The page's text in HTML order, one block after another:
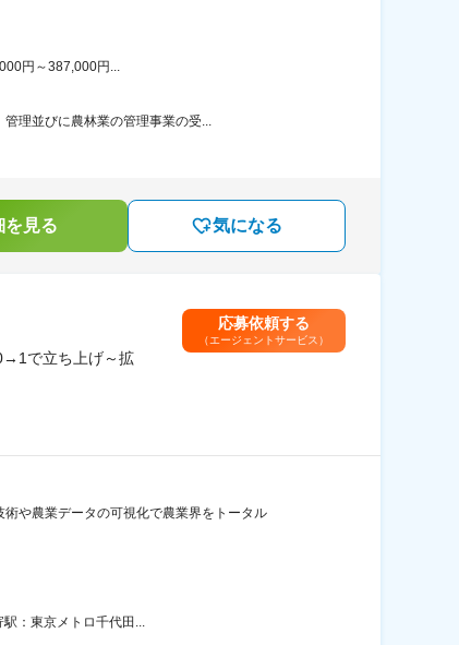
円～387,000円...
理並びに農林業の管理事業の受...
を見る 気になる
で立ち上げ～拡
応募依頼する
（エージェントサービス）
や農業データの可視化で農業界をトータル
：東京メトロ千代田...